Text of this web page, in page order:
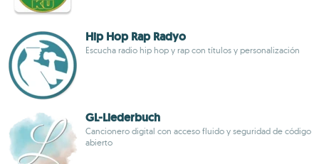
Hip Hop Rap Radyo
Escucha radio hip hop y rap con títulos y personalización
GL-Liederbuch
Cancionero digital con acceso fluido y seguridad de código
abierto